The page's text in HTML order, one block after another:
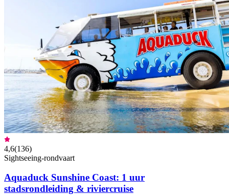
4,6(136)
Sightseeing-rondvaart
Aquaduck Sunshine Coast: 1 uur
stadsrondleiding & riviercruise